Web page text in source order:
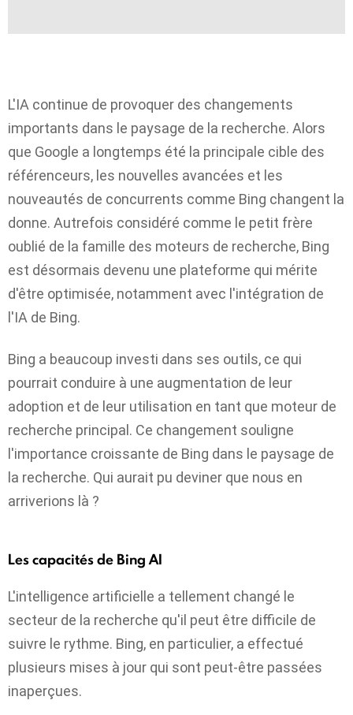
L'IA continue de provoquer des changements
importants dans le paysage de la recherche. Alors
que Google a longtemps été la principale cible des
référenceurs, les nouvelles avancées et les
nouveautés de concurrents comme Bing changent la
donne. Autrefois considéré comme le petit frère
oublié de la famille des moteurs de recherche, Bing
est désormais devenu une plateforme qui mérite
d'être optimisée, notamment avec l'intégration de
l'IA de Bing.
Bing a beaucoup investi dans ses outils, ce qui
pourrait conduire à une augmentation de leur
adoption et de leur utilisation en tant que moteur de
recherche principal. Ce changement souligne
l'importance croissante de Bing dans le paysage de
la recherche. Qui aurait pu deviner que nous en
arriverions là ?
Les capacités de Bing AI
L'intelligence artificielle a tellement changé le
secteur de la recherche qu'il peut être difficile de
suivre le rythme. Bing, en particulier, a effectué
plusieurs mises à jour qui sont peut-être passées
inaperçues.